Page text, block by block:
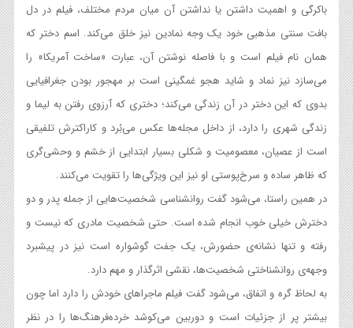
باکرگی و اهمیت داشتن یا نداشتن آن میان مردم مختلف، فیلم در دل
بافت سنتی مذهبی خود یک وجه نمادین نیز خلق می‌کند. اسم دختر که
همان نام فیلم است و با فاصله نوشتن آن، عبارت «ساخت آمریکا» را
می‌سازد نیز نماد و شاید هجو غمگینی است بر مهجور بودن جغرافیایی
بدوی که این دختر در آن زندگی می‌کند؛ دختری که آرزوی رفتن به لیما و
زندگی شهری را دارد، از داخل مجله‌ها عکس می‌بُرد و کاراکترش تلفیقی
است از عصیان، معصومیت و شکلی بسیار ابتدایی از خشم و وحشی‌گری
که ظاهر ساده و سرخ‌پوستی او نیز این ویژگی‌ها را تقویت می‌کنند.
در همین راستا، می‌شود گفت روانشناسی شخصیت‌‌هایی از جمله پدر و دو
دخترش خیلی خوب انجام شده است. حتی شخصیت مادری که نیست و
رفته و تنها نشانه‌ی حضورش، یک جفت گوشواره است نیز در پیشبرد
وجهه‌ی روانشناختی شخصیت‌ها، نقشی اثرگذار و مهم دارد.
به لحاظ گره و اتفاق، می‌شود گفت فیلم ماجراهای خودش را دارد اما چون
بیشتر پر از جزئیات است و دوربین می‌کوشد خرده‌فرهنگ‌ها را در نظر